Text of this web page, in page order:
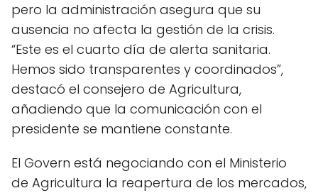
pero la administración asegura que su
ausencia no afecta la gestión de la crisis.
“Este es el cuarto día de alerta sanitaria.
Hemos sido transparentes y coordinados”,
destacó el consejero de Agricultura,
añadiendo que la comunicación con el
presidente se mantiene constante.
El Govern está negociando con el Ministerio
de Agricultura la reapertura de los mercados,